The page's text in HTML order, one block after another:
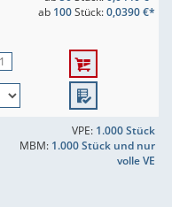
ab 100Stück:0,0390 €*
VPE: 1.000 Stück
MBM: 1.000 Stück und nur
volle VE